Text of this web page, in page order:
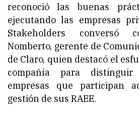
reconoció las buenas
ejecutando las empresas
Stakeholders conversó
Nomberto, gerente de
de Claro, quien destacó el
compañía para
empresas que participan
gestión de sus RAEE.